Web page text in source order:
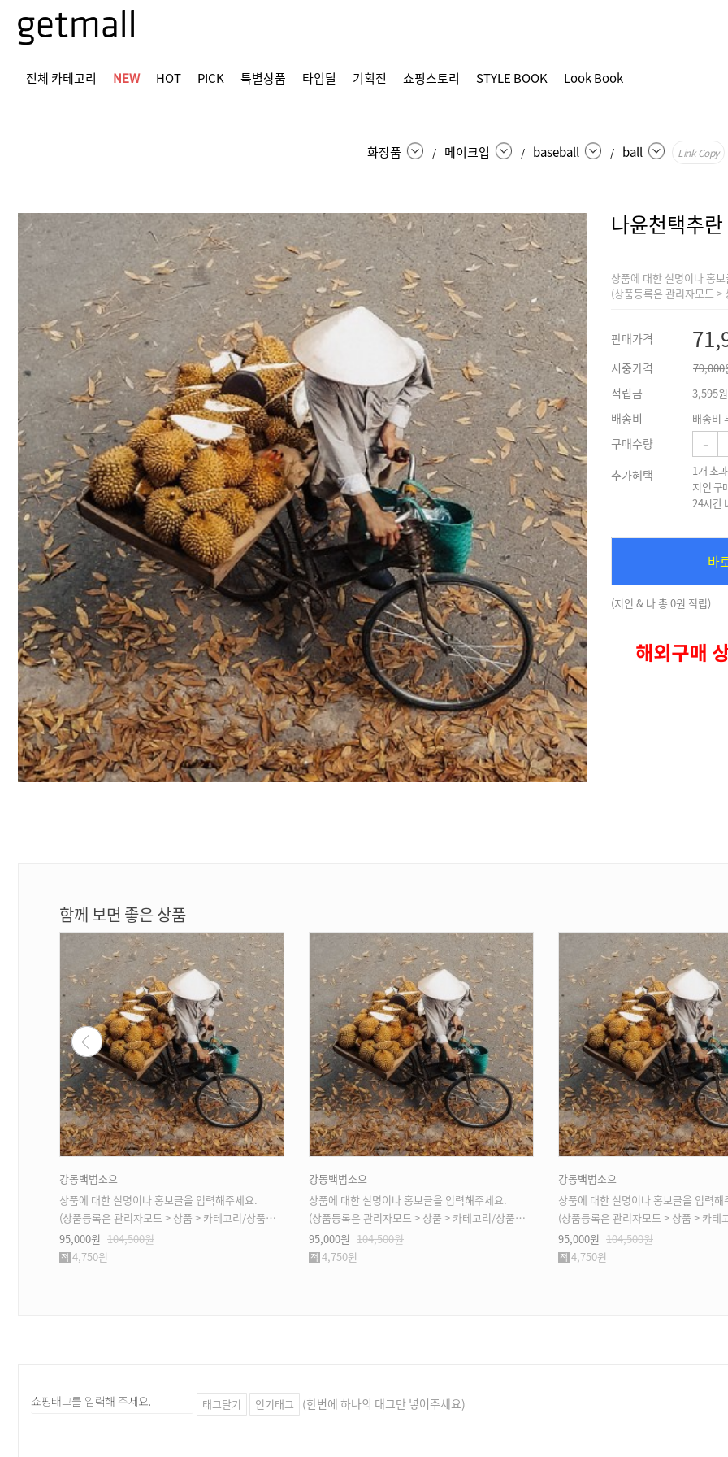
전체 카테고리 NEW HOT PICK 특별상품 타임딜 기획전 쇼핑스토리 STYLE BOOK Look Book
화장품 / 메이크업 / baseball / ball Link Copy
나윤천택추란
상품에 대한 설명이나 홍
(상품등록은 관리자모드
판매가격
시중가격 79,000
적립금 3,595원
배송비 배송비
구매수량 -
추가혜택
1개 초
지인 구
24시간
바
(지인 & 나 총 0원 적립)
함께 보면 좋은 상품
강동백범소으
상품에 대한 설명이나 홍보글을 입력해주세요.
(상품등록은 관리자모드 > 상품 > 카테고리/상품관리 > 상품등록 가능)
104,500원
95,000원
4,750원
강동백범소으
상품에 대한 설명이나 홍보글을 입력해주세요.
(상품등록은 관리자모드 > 상품 > 카테고리/상품관리 > 상품등록 가능)
104,500원
95,000원
4,750원
강동백범소으
상품에 대한 설명이나 홍보글을 입력해
(상품등록은 관리자모드 > 상품 > 카테고리/상품관리 >
104,500원
95,000원
4,750원
태그달기 인기태그 (한번에 하나의 태그만 넣어주세요)